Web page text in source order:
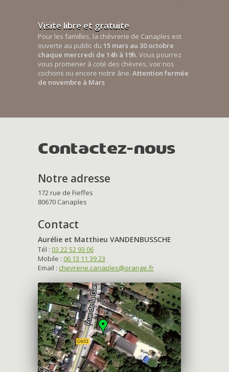
Visite libre et gratuite
Pour les familles, la chèvrerie de Canaples est
ouverte au public du 15 mars au 30 octobre
chaque mercredi de 14h à 19h. Vous pourrez
vous promener à coté des chèvres, voir nos
cochons ou encore notre âne. Attention fermée
de novembre à Mars
Contactez-nous
Notre adresse
172 rue de Fieffes
80670 Canaples
Contact
Aurélie et Matthieu VANDENBUSSCHE
Tél : 03 22 52 93 06
Mobile : 06 13 11 39 23
Email : chevrerie.canaples@orange.fr